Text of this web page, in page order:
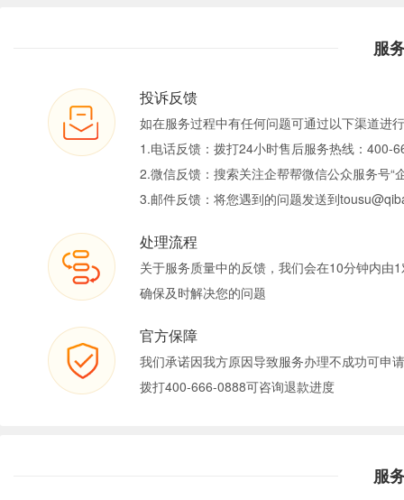
服
投诉反馈
如在服务过程中有任何问题可通过以下渠道进
1.电话反馈：拨打24小时售后服务热线：400-
2.微信反馈：搜索关注企帮帮微信公众服务号“
3.邮件反馈：将您遇到的问题发送到
处理流程
关于服务质量中的反馈，我们会在10分钟内由
确保及时解决您的问题
官方保障
我们承诺因我方原因导致服务办理不成功可申
拨打400-666-0888可咨询退款进度
服